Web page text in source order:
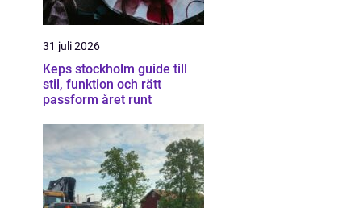
31 juli 2026
Keps stockholm guide till
stil, funktion och rätt
passform året runt